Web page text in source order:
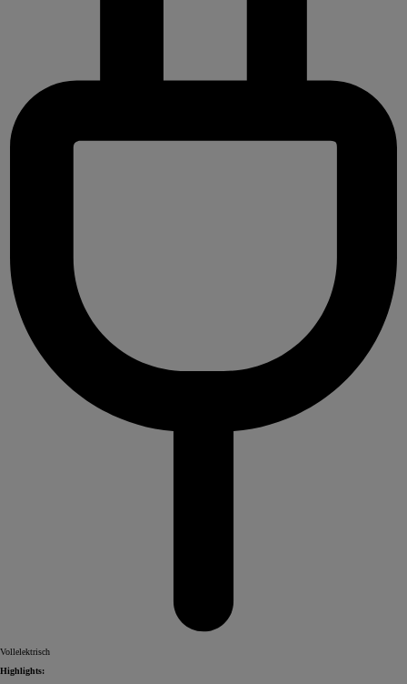
Vollelektrisch
Highlights: